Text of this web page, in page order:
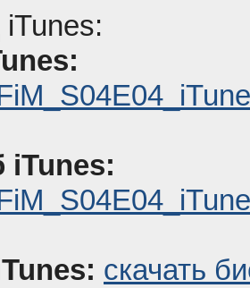
iTunes:
скачать